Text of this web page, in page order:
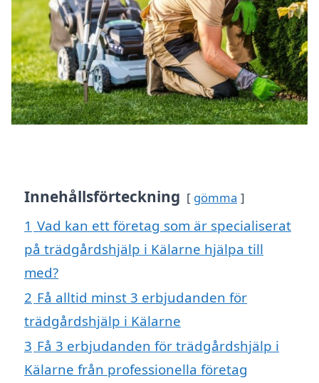
Innehållsförteckning gömma
1 Vad kan ett företag som är specialiserat
på trädgårdshjälp i Kälarne hjälpa till
med?
2 Få alltid minst 3 erbjudanden för
trädgårdshjälp i Kälarne
3 Få 3 erbjudanden för trädgårdshjälp i
Kälarne från professionella företag